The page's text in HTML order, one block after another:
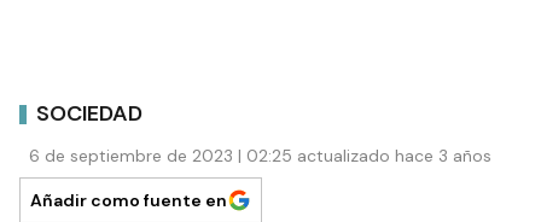
SOCIEDAD
6 de septiembre de 2023 | 02:25 actualizado hace 3 años
Añadir como fuente en